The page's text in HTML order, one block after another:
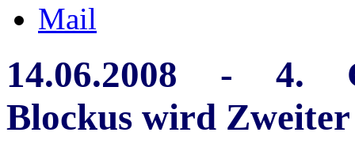
14.06.2008 - 4.
Blockus wird Zweiter